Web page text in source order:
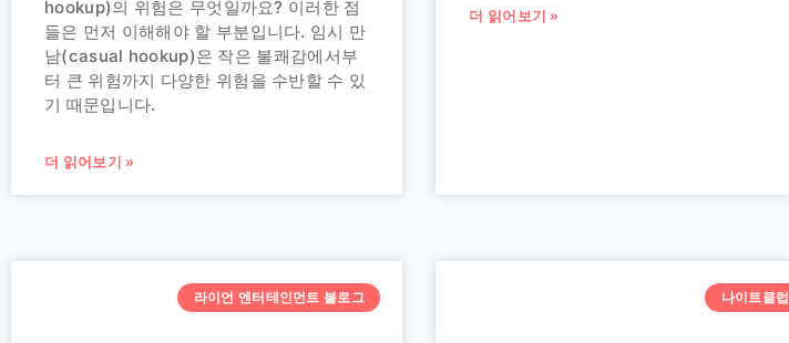
hookup)의 위험은 무엇일까요? 이러한 점
들은 먼저 이해해야 할 부분입니다. 임시 만
남(casual hookup)은 작은 불쾌감에서부
터 큰 위험까지 다양한 위험을 수반할 수 있
기 때문입니다.
더 읽어보기 »
더 읽어보기 »
라이언 엔터테인먼트 블로그 나이트클럽